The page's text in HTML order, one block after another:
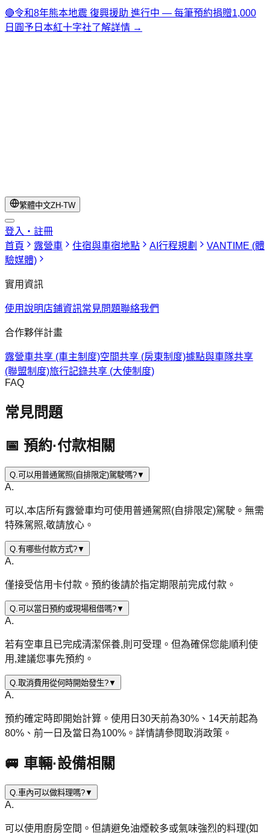
🔴令和8年熊本地震 復興援助 進行中 — 每筆預約捐贈1,000
日圓予日本紅十字社了解詳情 →
繁體中文ZH-TW
登入・註冊
首頁
露營車 住宿與車宿地點 AI行程規劃
VANTIME (體
驗媒體)
實用資訊
使用說明店鋪資訊常見問題聯絡我們
合作夥伴計畫
露營車共享 (車主制度)空間共享 (房東制度)據點與車隊共享
(聯盟制度)旅行記錄共享 (大使制度)
FAQ
常見問題
📅 預約·付款相關
Q. 可以用普通駕照(自排限定)駕駛嗎?▼
A.
可以,本店所有露營車均可使用普通駕照(自排限定)駕駛。無需
特殊駕照,敬請放心。
Q. 有哪些付款方式?▼
A.
僅接受信用卡付款。預約後請於指定期限前完成付款。
Q. 可以當日預約或現場租借嗎?▼
A.
若有空車且已完成清潔保養,則可受理。但為確保您能順利使
用,建議您事先預約。
Q. 取消費用從何時開始發生?▼
A.
預約確定時即開始計算。使用日30天前為30%、14天前起為
80%、前一日及當日為100%。詳情請參閱取消政策。
🚐 車輛·設備相關
Q. 車內可以做料理嗎?▼
A.
可以使用廚房空間。但請避免油煙較多或氣味強烈的料理(如